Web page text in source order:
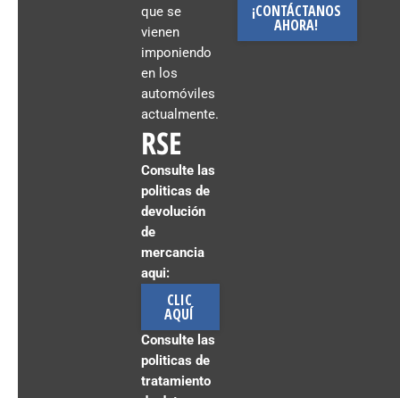
que se
vienen
imponiendo
en los
automóviles
actualmente.
RSE
Consulte las
politicas de
devolución
de
mercancia
aqui:
CLIC
AQUÍ
Consulte las
politicas de
tratamiento
¡CONTÁCTANOS
AHORA!